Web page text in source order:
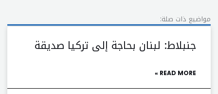
مواضيع ذات صلة:
جنبلاط: لبنان بحاجة إلى تركيا صديقة
READ MORE »